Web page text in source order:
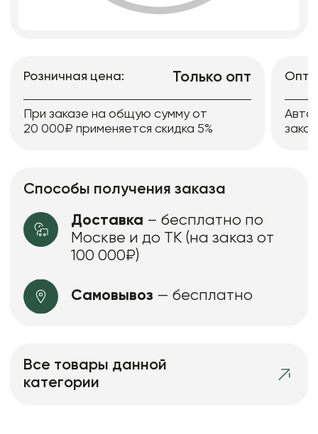
Розничная цена: Только опт
При заказе на общую сумму от
20 000₽ применяется скидка 5%
Способы получения заказа
Доставка – бесплатно по
Москве и до ТК (на заказ от
100 000₽)
Самовывоз — бесплатно
Все товары данной
категории